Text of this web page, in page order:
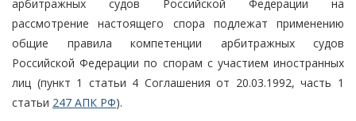
арбитражных судов Российской Федерации на
рассмотрение настоящего спора подлежат применению
общие правила компетенции арбитражных судов
Российской Федерации по спорам с участием иностранных
лиц (пункт 1 статьи 4 Соглашения от 20.03.1992, часть 1
статьи 247 АПК РФ).